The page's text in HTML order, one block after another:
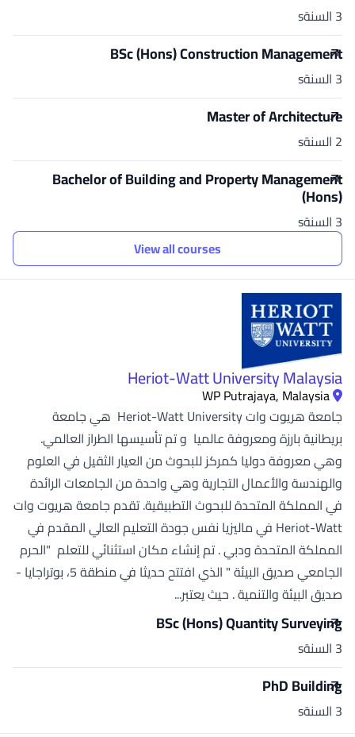
3 السنةs
BSc (Hons) Construction Management
3 السنةs
Master of Architecture
2 السنةs
Bachelor of Building and Property Management
(Hons)
3 السنةs
View all courses
Heriot-Watt University Malaysia
WP Putrajaya, Malaysia
جامعة هريوت وات Heriot-Watt University هي جامعة
بريطانية بارزة ومعروفة عالميا و تم تأسيسها الطراز العالمي.
وهي معروفة دوليا كمركز للبحوث من العيار الثقيل في العلوم
والهندسة والأعمال التجارية وهي واحدة من الجامعات الرائدة
في المملكة المتحدة للبحوث التطبيقية. تقدم جامعة هريوت وات
Heriot-Watt في ماليزيا نفس جودة التعليم العالي المقدم في
المملكة المتحدة ودبي . تم إنشاء مكان استثنائي للتعلم "الحرم
الجامعي صديق البيئة " الذي افتتح حديثا في منطقة 5، بوتراجايا -
صديق البيئة والتنمية . حيث يعتبر...
BSc (Hons) Quantity Surveying
3 السنةs
PhD Building
3 السنةs